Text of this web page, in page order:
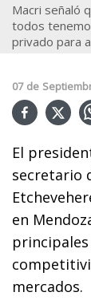
Macri señaló
todos
privado para
07 de
El
secretario
en
mercados.